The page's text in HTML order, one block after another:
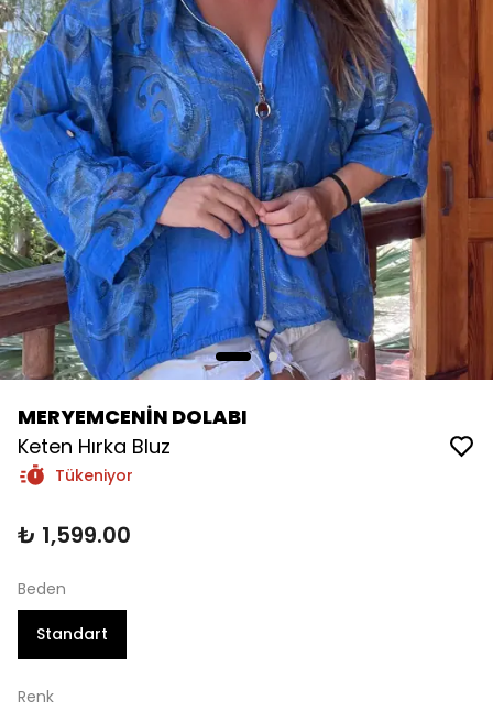
MERYEMCENİN DOLABI
Keten Hırka Bluz
Tükeniyor
₺ 1,599.00
Beden
Standart
Renk